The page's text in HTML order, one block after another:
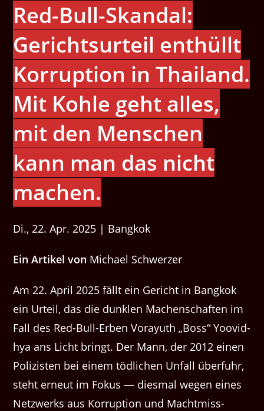
Red-Bull-Skan­dal:
Gericht­surteil enthüllt
Kor­rup­tion in Thailand.
Mit Kohle geht alles,
mit den Menschen
kann man das nicht
machen.
Di., 22. Apr. 2025 | Bangkok
Ein Artikel von Michael Schwerzer
Am 22. April 2025 fällt ein Gericht in Bangkok
ein Urteil, das die dun­klen Machen­schaften im
Fall des Red-Bull-Erben Vorayuth ​„Boss“ Yoovid­
hya ans Licht bringt. Der Mann, der 2012 einen
Polizis­ten bei einem tödlichen Unfall über­fuhr,
ste­ht erneut im Fokus — dies­mal wegen eines
Net­zw­erks aus Kor­rup­tion und Macht­miss­